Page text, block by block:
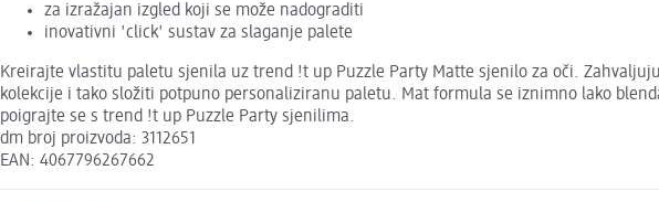
za izražajan izgled koji se može nadograditi
inovativni 'click' sustav za slaganje palete
Kreirajte vlastitu paletu sjenila uz trend !t up Puzzle Party Matte sjenilo za oči.
kolekcije i tako složiti potpuno personaliziranu paletu. Mat formula se iznimno lako
poigrajte se s trend !t up Puzzle Party sjenilima.
dm broj proizvoda: 3112651
EAN: 4067796267662